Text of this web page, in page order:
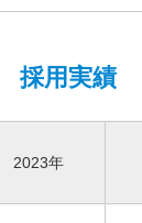
採用実績
2023年